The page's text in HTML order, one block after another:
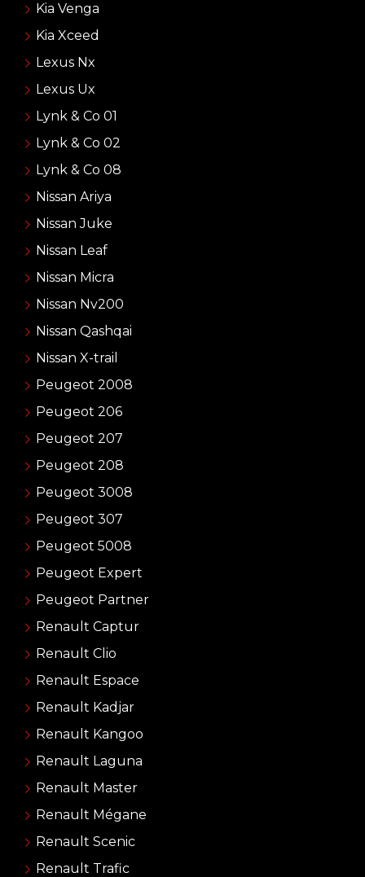
Kia Venga
Kia Xceed
Lexus Nx
Lexus Ux
Lynk & Co 01
Lynk & Co 02
Lynk & Co 08
Nissan Ariya
Nissan Juke
Nissan Leaf
Nissan Micra
Nissan Nv200
Nissan Qashqai
Nissan X-trail
Peugeot 2008
Peugeot 206
Peugeot 207
Peugeot 208
Peugeot 3008
Peugeot 307
Peugeot 5008
Peugeot Expert
Peugeot Partner
Renault Captur
Renault Clio
Renault Espace
Renault Kadjar
Renault Kangoo
Renault Laguna
Renault Master
Renault Mégane
Renault Scenic
Renault Trafic